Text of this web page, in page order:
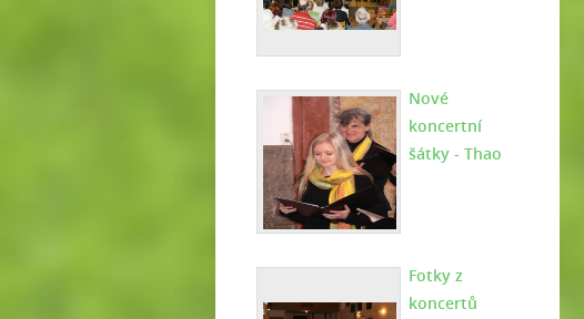
Nové
koncertní
šátky - Thao
Fotky z
koncertů